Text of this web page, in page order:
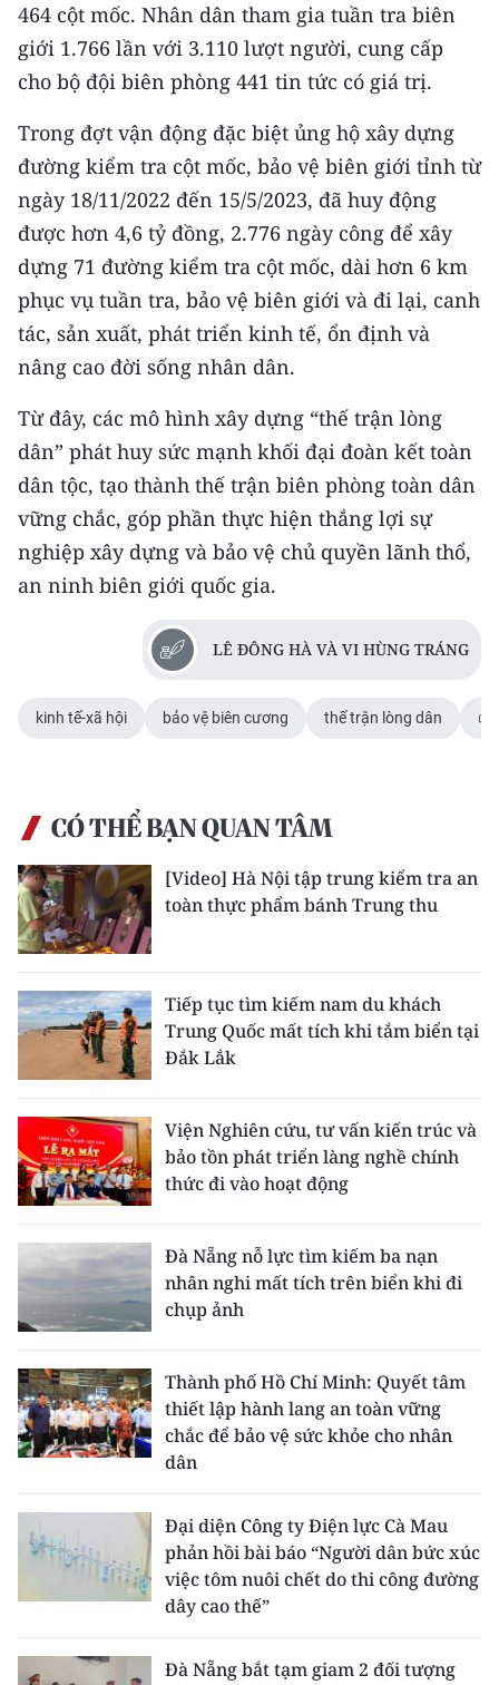
464 cột mốc. Nhân dân tham gia tuần tra biên
giới 1.766 lần với 3.110 lượt người, cung cấp
cho bộ đội biên phòng 441 tin tức có giá trị.
Trong đợt vận động đặc biệt ủng hộ xây dựng
đường kiểm tra cột mốc, bảo vệ biên giới tỉnh từ
ngày 18/11/2022 đến 15/5/2023, đã huy động
được hơn 4,6 tỷ đồng, 2.776 ngày công để xây
dựng 71 đường kiểm tra cột mốc, dài hơn 6 km
phục vụ tuần tra, bảo vệ biên giới và đi lại, canh
tác, sản xuất, phát triển kinh tế, ổn định và
nâng cao đời sống nhân dân.
Từ đây, các mô hình xây dựng “thế trận lòng
dân” phát huy sức mạnh khối đại đoàn kết toàn
dân tộc, tạo thành thế trận biên phòng toàn dân
vững chắc, góp phần thực hiện thắng lợi sự
nghiệp xây dựng và bảo vệ chủ quyền lãnh thổ,
an ninh biên giới quốc gia.
LÊ ĐÔNG HÀ VÀ VI HÙNG TRÁNG
kinh tế-xã hội bảo vệ biên cương thế trận lòng dân
CÓ THỂ BẠN QUAN TÂM
[Video] Hà Nội tập trung kiểm tra an
toàn thực phẩm bánh Trung thu
Tiếp tục tìm kiếm nam du khách
Trung Quốc mất tích khi tắm biển tại
Đắk Lắk
Viện Nghiên cứu, tư vấn kiến trúc và
bảo tồn phát triển làng nghề chính
thức đi vào hoạt động
Đà Nẵng nỗ lực tìm kiếm ba nạn
nhân nghi mất tích trên biển khi đi
chụp ảnh
Thành phố Hồ Chí Minh: Quyết tâm
thiết lập hành lang an toàn vững
chắc để bảo vệ sức khỏe cho nhân
dân
Đại diện Công ty Điện lực Cà Mau
phản hồi bài báo “Người dân bức xúc
việc tôm nuôi chết do thi công đường
dây cao thế”
Đà Nẵng bắt tạm giam 2 đối tượng